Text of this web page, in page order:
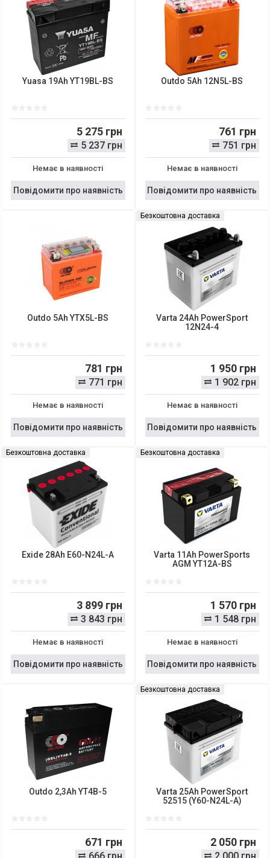
Yuasa 19Ah YT19BL-BS
5 275 грн
5 237 грн
Немає в наявності
Повідомити про наявність
Outdo 5Ah 12N5L-BS
761 грн
751 грн
Немає в наявності
Повідомити про наявність
Outdo 5Ah YTX5L-BS
781 грн
771 грн
Немає в наявності
Повідомити про наявність
Безкоштовна доставка
Varta 24Ah PowerSport
12N24-4
1 950 грн
1 902 грн
Немає в наявності
Повідомити про наявність
Безкоштовна доставка
Exide 28Ah E60-N24L-A
3 899 грн
3 843 грн
Немає в наявності
Повідомити про наявність
Безкоштовна доставка
Varta 11Ah PowerSports
AGM YT12A-BS
1 570 грн
1 548 грн
Немає в наявності
Повідомити про наявність
Outdo 2,3Ah YT4B-5
671 грн
Безкоштовна доставка
Varta 25Ah PowerSport
52515 (Y60-N24L-A)
2 050 грн